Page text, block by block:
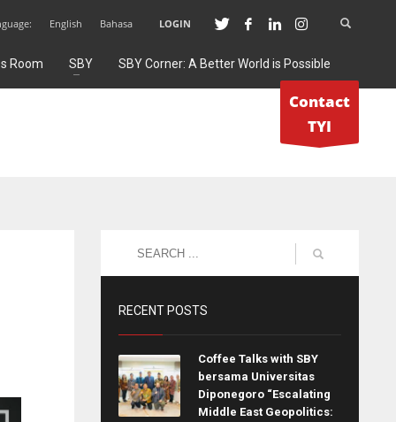
English Bahasa LOGIN
Room SBY SBY Corner: A Better World is Possible
Contact
TYI
RECENT POSTS
Coffee Talks with SBY
bersama Universitas
Diponegoro “Escalating
Middle East Geopolitics: